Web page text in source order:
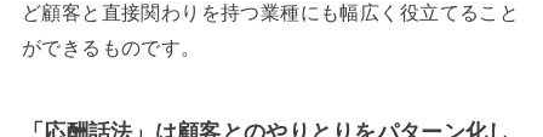
ど顧客と直接関わりを持つ業種にも幅広く役立てること
ができるものです。
「応酬話法」は顧客とのやりとりをパターン化し